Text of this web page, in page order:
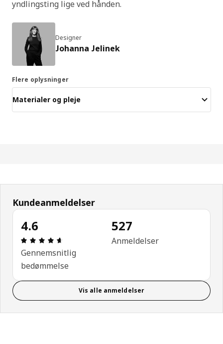
yndlingsting lige ved hånden.
Designer
Johanna Jelinek
Flere oplysninger
Materialer og pleje
Kundeanmeldelser
4.6
Anmeldelse: 4.6 Ud af 5 Stjerner. Anmeldelser i
Gennemsnitlig
bedømmelse
527
Anmeldelser
Vis alle anmeldelser